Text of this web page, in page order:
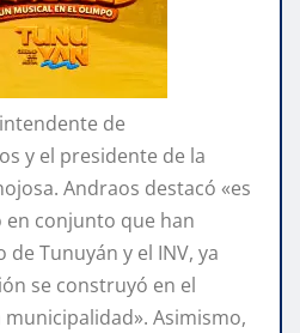
de
y el presidente de la
Andraos destacó «es
conjunto que han
Tunuyán y el INV, ya
se construyó en el
Asimismo,